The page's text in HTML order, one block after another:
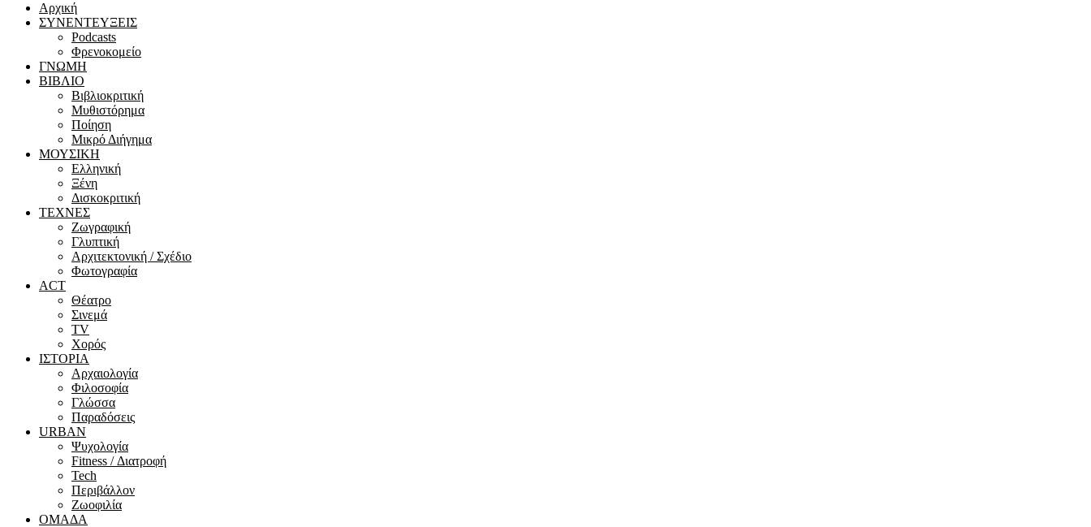
Αρχική
ΣΥΝΕΝΤΕΥΞΕΙΣ
Podcasts
Φρενοκομείο
ΓΝΩΜΗ
ΒΙΒΛΙΟ
Βιβλιοκριτική
Μυθιστόρημα
Ποίηση
Μικρό Διήγημα
ΜΟΥΣΙΚΗ
Ελληνική
Ξένη
Δισκοκριτική
ΤΕΧΝΕΣ
Ζωγραφική
Γλυπτική
Αρχιτεκτονική / Σχέδιο
Φωτογραφία
ACT
Θέατρο
Σινεμά
ΤV
Χορός
ΙΣΤΟΡΙΑ
Αρχαιολογία
Φιλοσοφία
Γλώσσα
Παραδόσεις
URBAN
Ψυχολογία
Fitness / Διατροφή
Tech
Περιβάλλον
Ζωοφιλία
ΟΜΑΔΑ